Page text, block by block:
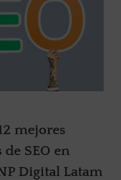
mejores
SEO en
Digital Latam